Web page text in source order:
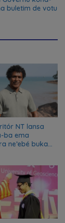
buletim de votu
NT lansa
ba ema
ne’ebé buka